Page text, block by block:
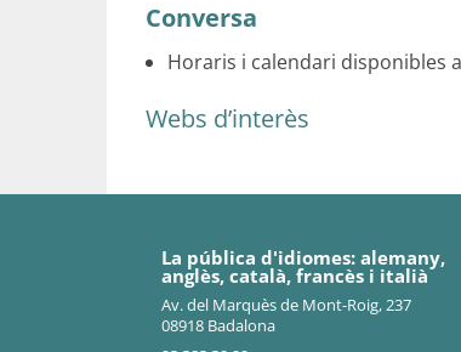
Conversa
Horaris i calendari disponibles
Webs d’interès
La pública d'idiomes: alemany,
anglès, català, francès i italià
Av. del Marquès de Mont-Roig, 237
08918 Badalona